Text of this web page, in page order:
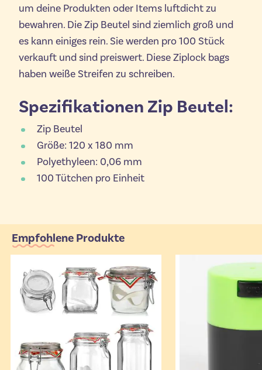
um deine Produkten oder Items luftdicht zu
bewahren. Die Zip Beutel sind ziemlich groß und
es kann einiges rein. Sie werden pro 100 Stück
verkauft und sind preiswert. Diese Ziplock bags
haben weiße Streifen zu schreiben.
Spezifikationen Zip Beutel:
Zip Beutel
Größe: 120 x 180 mm
Polyethyleen: 0,06 mm
100 Tütchen pro Einheit
Empfohlene Produkte